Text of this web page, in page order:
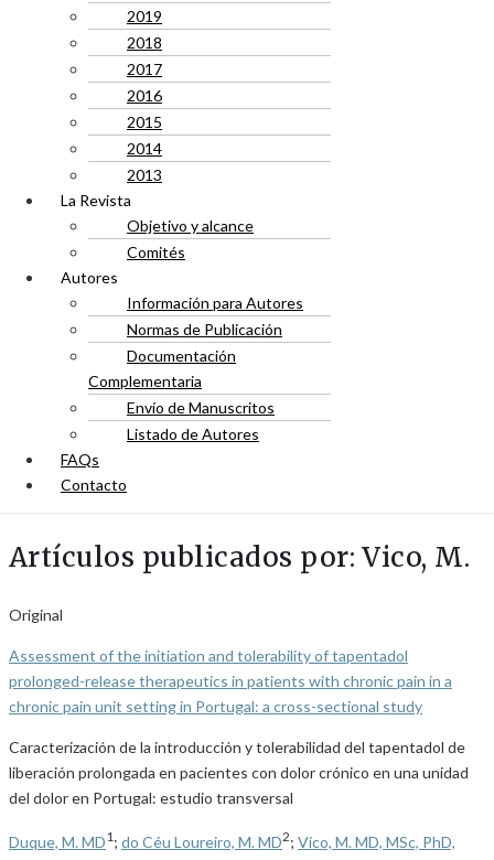
2019
2018
2017
2016
2015
2014
2013
La Revista
Objetivo y alcance
Comités
Autores
Información para Autores
Normas de Publicación
Documentación
Complementaria
Envío de Manuscritos
Listado de Autores
FAQs
Contacto
Artículos publicados por: Vico, M.
Original
Assessment of the initiation and tolerability of tapentadol
prolonged-release therapeutics in patients with chronic pain in a
chronic pain unit setting in Portugal: a cross-sectional study
Caracterización de la introducción y tolerabilidad del tapentadol de
liberación prolongada en pacientes con dolor crónico en una unidad
del dolor en Portugal: estudio transversal
Duque, M. MD1 ; do Céu Loureiro, M. MD2; Vico, M. MD, MSc, PhD,